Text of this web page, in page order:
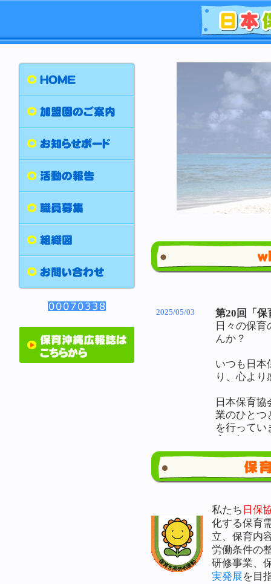
私たち 日保
化する保育
立、保育内
労働条件の
研修事業、
実発展を目